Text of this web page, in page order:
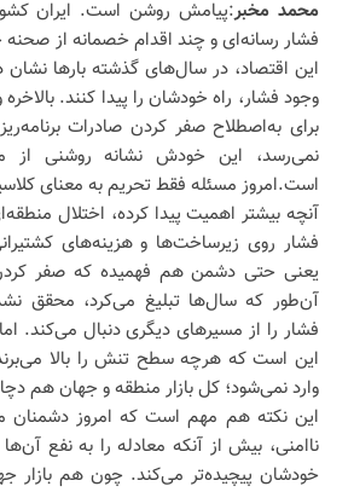
محمد مخبر:پیامش روشن است. ایران
فشار رسانه‌ای و چند اقدام خصمانه از
این اقتصاد، در سال‌های گذشته بارها نشان
وجود فشار، راه خودشان را پیدا کنند.
برای به‌اصطلاح صفر کردن صادرات
نمی‌رسد، این خودش نشانه روشنی از
است.امروز مسئله فقط تحریم به معنای
آنچه بیشتر اهمیت پیدا کرده، اختلال
فشار روی زیرساخت‌ها و هزینه‌های
یعنی حتی دشمن هم فهمیده که صفر
آن‌طور که سال‌ها تبلیغ می‌کرد، محقق
فشار را از مسیرهای دیگری دنبال می‌کند.
این است که هرچه سطح تنش را بالا
وارد نمی‌شود؛ کل بازار منطقه و جهان هم
این نکته هم مهم است که امروز دشمنان
ناامنی، بیش از آنکه معادله را به نفع
خودشان پیچیده‌تر می‌کند. چون هم بازار